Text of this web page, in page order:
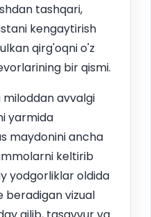
tashqari,
kengaytirish
qirg'oqni o'z
bir qismi.
miloddan avvalgi
yarmida
maydonini ancha
keltirib
yodgorliklar oldida
vizual